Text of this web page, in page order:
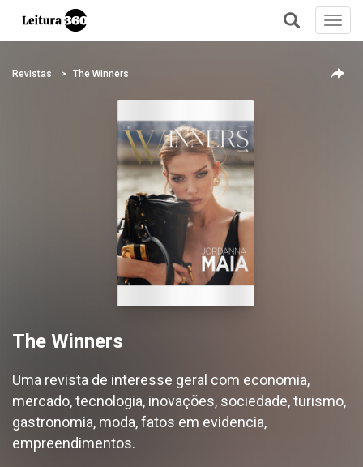
+
Revistas The Winners
The Winners
Uma revista de interesse geral com economia,
mercado, tecnologia, inovações, sociedade, turismo,
gastronomia, moda, fatos em evidencia,
empreendimentos.